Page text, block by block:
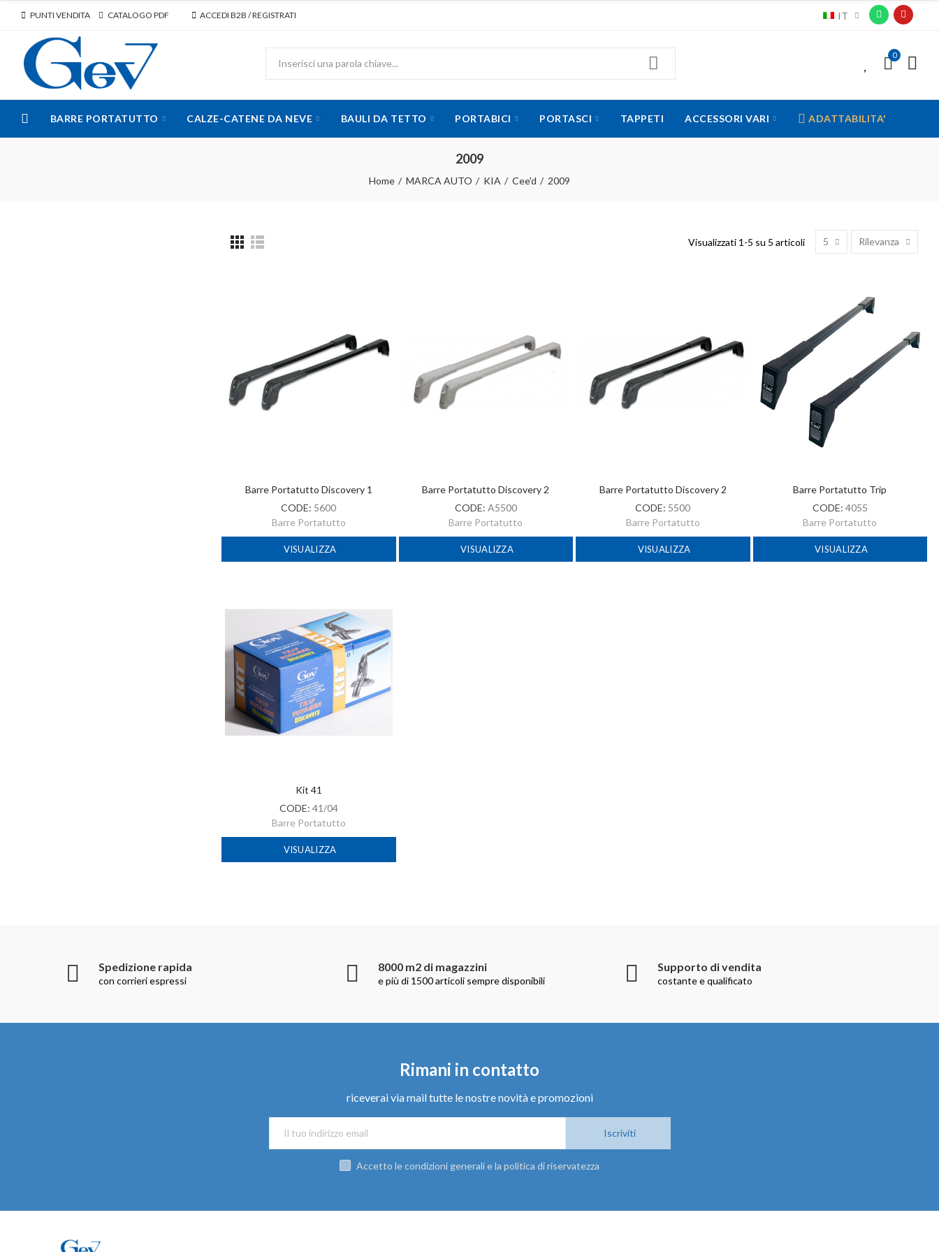
PUNTI VENDITA CATALOGO PDF ACCEDI B2B / REGISTRATI IT
0
BARRE PORTATUTTO CALZE-CATENE DA NEVE BAULI DA TETTO PORTABICI PORTASCI TAPPETI ACCESSORI VARI ADATTABILITA'
2009
Home MARCA AUTO KIA Cee'd 2009
Visualizzati 1-5 su 5 articoli 5 Rilevanza
Barre Portatutto Discovery 1
CODE: 5600
Barre Portatutto
VISUALIZZA
Barre Portatutto Discovery 2
CODE: A5500
Barre Portatutto
VISUALIZZA
Barre Portatutto Discovery 2
CODE: 5500
Barre Portatutto
VISUALIZZA
Barre Portatutto Trip
CODE: 4055
Barre Portatutto
VISUALIZZA
Kit 41
CODE: 41/04
Barre Portatutto
VISUALIZZA
Spedizione rapida
con corrieri espressi
8000 m2 di magazzini
e più di 1500 articoli sempre disponibili
Supporto di vendita
costante e qualificato
Rimani in contatto
riceverai via mail tutte le nostre novità e promozioni
Iscriviti
Accetto le condizioni generali e la politica di riservatezza